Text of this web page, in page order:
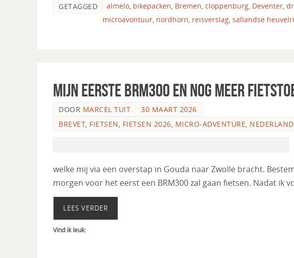
GETAGGED almelo, bikepacken, Bremen, cloppenburg, Deventer,
microavontuur, nordhorn, reisverslag, sallandse
Mijn eerste BRM300 en nog meer
DOOR MARCEL TUIT
30 MAART 2026
BREVET FIETSEN FIETSEN 2026 MICRO-ADVENTURE NEDERLAND
welke mij via een overstap in Gouda naar Zwolle bracht.
morgen voor het eerst een BRM300 zal gaan fietsen. Nadat
LEES VERDER
Vind ik leuk: